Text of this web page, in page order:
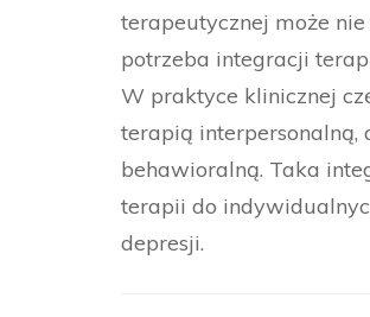
terapeutycznej może
potrzeba integracji
W praktyce klinicznej
terapią
behawioralną. Taka
terapii do
depresji.